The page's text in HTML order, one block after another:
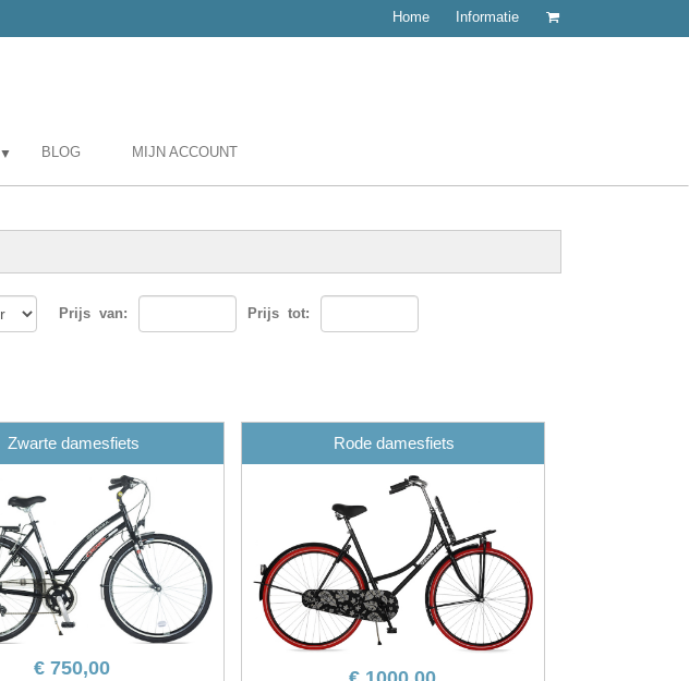
Home Informatie
▼ BLOG MIJN ACCOUNT
Prijs van: Prijs tot:
Zwarte damesfiets
€750,00
Rode damesfiets